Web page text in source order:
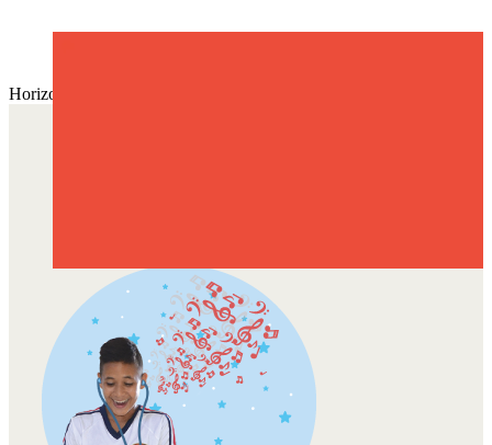
Horizonte